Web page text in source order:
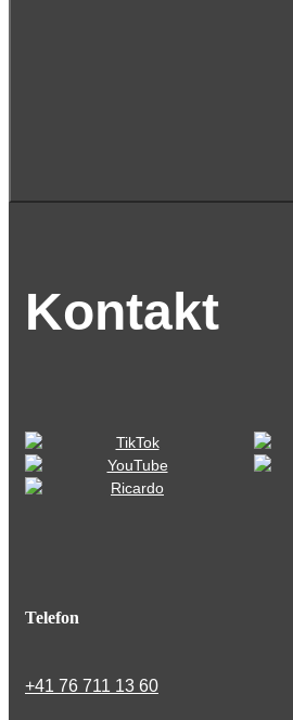
Kontakt
Telefon
+41 76 711 13 60